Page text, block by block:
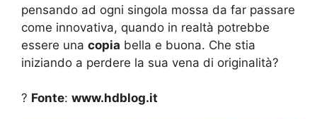
pensando ad ogni singola mossa da far passare
come innovativa, quando in realtà potrebbe
essere una copia bella e buona. Che stia
iniziando a perdere la sua vena di originalità?
? Fonte: www.hdblog.it